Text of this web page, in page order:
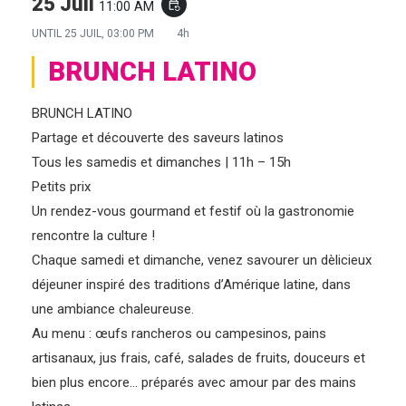
11:00 AM event_repeat
UNTIL 25 JUIL, 03:00 PM 4h
BRUNCH LATINO
BRUNCH LATINO
Partage et découverte des saveurs latinos
Tous les samedis et dimanches | 11h – 15h
Petits prix
Un rendez-vous gourmand et festif où la gastronomie
rencontre la culture !
Chaque samedi et dimanche, venez savourer un dèlicieux
déjeuner inspiré des traditions d’Amérique latine, dans
une ambiance chaleureuse.
Au menu : œufs rancheros ou campesinos, pains
artisanaux, jus frais, café, salades de fruits, douceurs et
bien plus encore… préparés avec amour par des mains